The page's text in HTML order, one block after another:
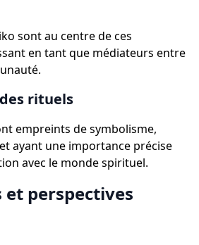
sont au centre de ces
en tant que médiateurs entre
rituels
empreints de symbolisme,
ayant une importance précise
avec le monde spirituel.
et perspectives